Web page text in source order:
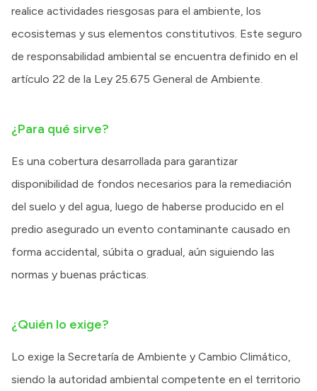
realice actividades riesgosas para el ambiente, los
ecosistemas y sus elementos constitutivos. Este seguro
de responsabilidad ambiental se encuentra definido en el
artículo 22 de la Ley 25.675 General de Ambiente.
¿Para qué sirve?
Es una cobertura desarrollada para garantizar
disponibilidad de fondos necesarios para la remediación
del suelo y del agua, luego de haberse producido en el
predio asegurado un evento contaminante causado en
forma accidental, súbita o gradual, aún siguiendo las
normas y buenas prácticas.
¿Quién lo exige?
Lo exige la Secretaría de Ambiente y Cambio Climático,
siendo la autoridad ambiental competente en el territorio